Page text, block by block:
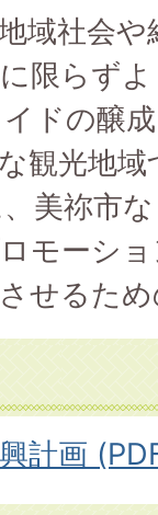
域社会
限らず
ドの醸
観光地
美祢市
モーシ
せるた
計画